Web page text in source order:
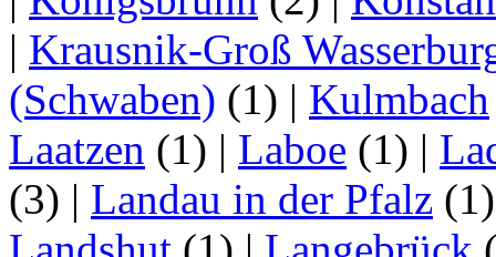
| Krausnik-Groß
(Schwaben) (1) | Kulmbach
Laatzen (1) | Laboe (1) |
(3) | Landau in der Pfalz